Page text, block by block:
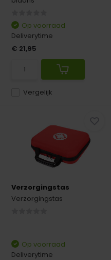
Vergelijk
Op voorraad
Deliverytime
€ 21,95
Verzorgingstas
Verzorgingstas
Op voorraad
Deliverytime